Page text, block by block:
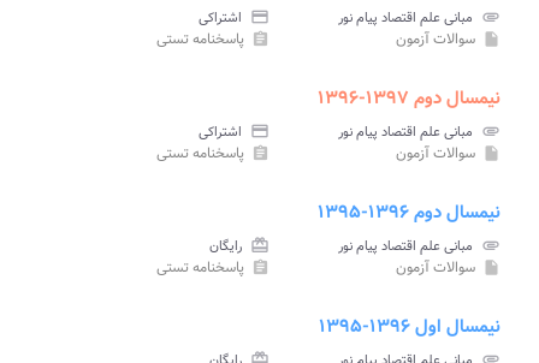
attachment مبانی علم اقتصاد پیام نور credit_card اشتراکی
insert_drive_file سوالات آزمون assignment پاسخنامه تستی
نیمسال دوم ۱۳۹۷-۱۳۹۶
attachment مبانی علم اقتصاد پیام نور credit_card اشتراکی
insert_drive_file سوالات آزمون assignment پاسخنامه تستی
نیمسال دوم ۱۳۹۶-۱۳۹۵
attachment مبانی علم اقتصاد پیام نور card_giftcard رایگان
insert_drive_file سوالات آزمون assignment پاسخنامه تستی
نیمسال اول ۱۳۹۶-۱۳۹۵